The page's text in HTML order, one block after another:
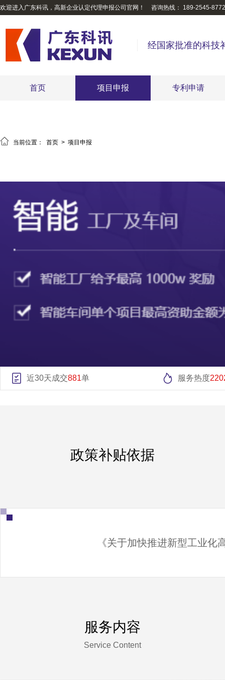
欢迎进入广东科讯，高新企业认定代理申报公司官网！ 咨询热线： 189-2545-8772
经国家批准的科技
首页 项目申报 专利申请
 当前位置： 首页 > 项目申报
近30天成交881单 服务热度
政策补贴依据
《关于加快推进新型工业
服务内容
Service Content